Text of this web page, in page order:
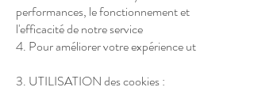
performances, le fonctionnement et
l'efficacité de notre service
4. Pour améliorer votre expérience ut
3. UTILISATION des cookies :